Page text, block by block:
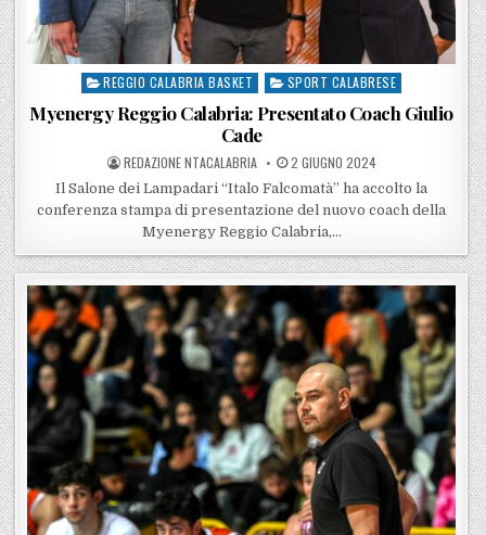
Posted in
REGGIO CALABRIA BASKET SPORT CALABRESE
Myenergy Reggio Calabria: Presentato Coach Giulio
Cade
POSTED BY
REDAZIONE NTACALABRIA POSTED ON
2 GIUGNO 2024
Il Salone dei Lampadari “Italo Falcomatà” ha accolto la
conferenza stampa di presentazione del nuovo coach della
Myenergy Reggio Calabria,…